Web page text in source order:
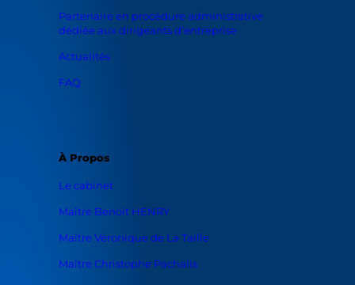
Partenaire en procédure administrative
dédiée aux dirigeants d’entreprise
Actualités
FAQ
À Propos
Le cabinet
Maître Benoit HENRY
Maître Véronique de La Taille
Maître Christophe Pachalis